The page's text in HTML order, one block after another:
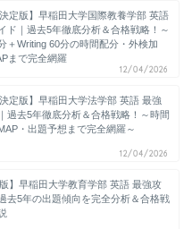
決定版】早稲田大学国際教養学部 英語
ド｜過去5年徹底分析＆合格戦略！～
＋Writing 60分の時間配分・外検加
まで完全網羅
12/04/2026
決定版】早稲田大学法学部 英語 最強
過去5年徹底分析＆合格戦略！～時間
・出題予想まで完全網羅～
12/04/2026
版】早稲田大学教育学部 英語 最強攻
去5年の出題傾向を完全分析＆合格戦